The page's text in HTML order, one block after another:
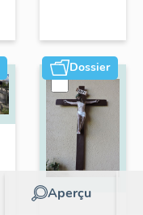
dans le
Marais
poitevin
Dossier
Aperçu